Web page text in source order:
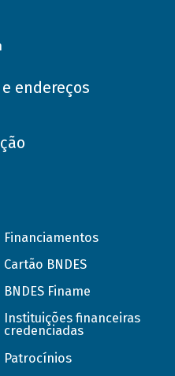
endereços
Financiamentos
Cartão BNDES
BNDES Finame
Instituições financeiras
credenciadas
Patrocínios